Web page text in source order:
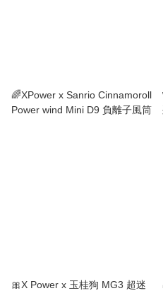
🌈XPower x Sanrio Cinnamoroll
Power wind Mini D9 負離子風筒
🎀X Power x 玉桂狗 MG3 超迷